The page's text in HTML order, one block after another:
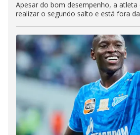
Apesar do bom desempenho, a
realizar o segundo salto e está fora